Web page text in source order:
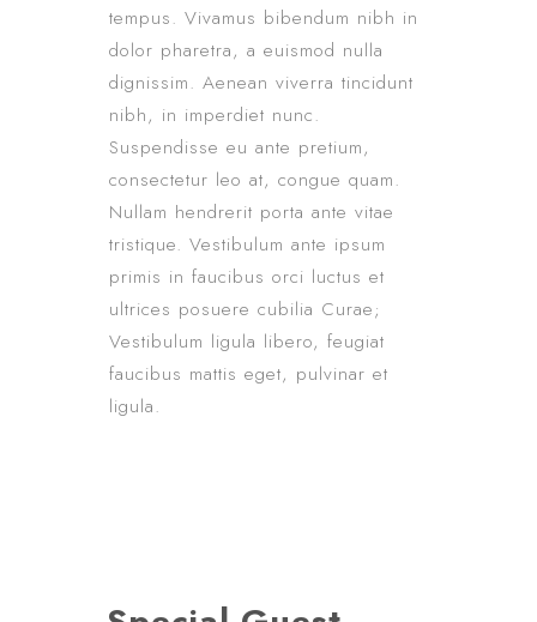
tempus. Vivamus bibendum nibh in
dolor pharetra, a euismod nulla
dignissim. Aenean viverra tincidunt
nibh, in imperdiet nunc.
Suspendisse eu ante pretium,
consectetur leo at, congue quam.
Nullam hendrerit porta ante vitae
tristique. Vestibulum ante ipsum
primis in faucibus orci luctus et
ultrices posuere cubilia Curae;
Vestibulum ligula libero, feugiat
faucibus mattis eget, pulvinar et
ligula.